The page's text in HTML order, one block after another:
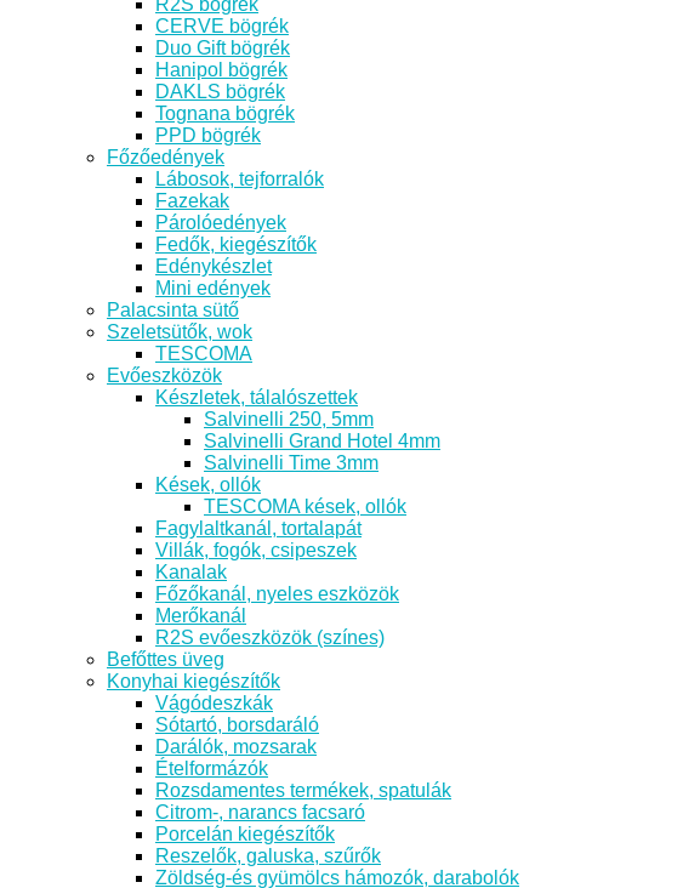
CERVE bögrék
Duo Gift bögrék
Hanipol bögrék
DAKLS bögrék
Tognana bögrék
PPD bögrék
Főzőedények
Lábosok, tejforralók
Fazekak
Párolóedények
Fedők, kiegészítők
Edénykészlet
Mini edények
Palacsinta sütő
Szeletsütők, wok
TESCOMA
Evőeszközök
Készletek, tálalószettek
Salvinelli 250, 5mm
Salvinelli Grand Hotel 4mm
Salvinelli Time 3mm
Kések, ollók
TESCOMA kések, ollók
Fagylaltkanál, tortalapát
Villák, fogók, csipeszek
Kanalak
Főzőkanál, nyeles eszközök
Merőkanál
R2S evőeszközök (színes)
Befőttes üveg
Konyhai kiegészítők
Vágódeszkák
Sótartó, borsdaráló
Darálók, mozsarak
Ételformázók
Rozsdamentes termékek, spatulák
Citrom-, narancs facsaró
Porcelán kiegészítők
Reszelők, galuska, szűrők
Zöldség-és gyümölcs hámozók, darabolók